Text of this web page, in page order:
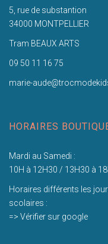
5, rue de substantion
34000 MONTPELLIER
Tram BEAUX ARTS
09 50 11 16 75
marie-
HORAIRES
Mardi au Samedi :
10H à 12H30 / 13H30 à
Horaires différents les
scolaires :
=> Vérifier sur google